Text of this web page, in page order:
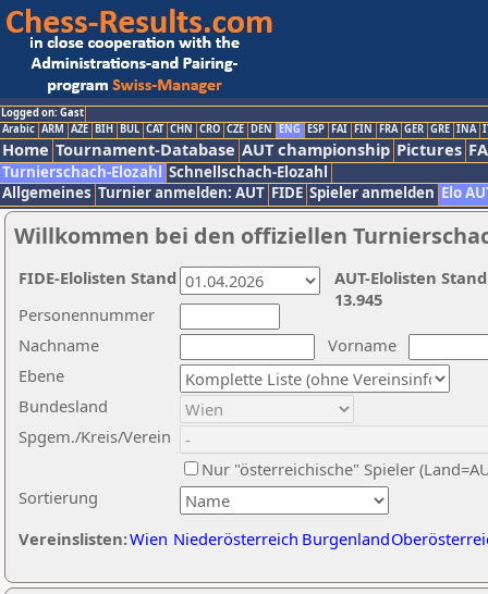
Logged on: Gast
Arabic ARM AZE BIH BUL CAT CHN CRO CZE DEN ENG ESP FAI FIN FRA GER GRE INA
Home Tournament-Database AUT championship Pictures
Turnierschach-Elozahl Schnellschach-Elozahl
Allgemeines Turnier anmelden: AUT FIDE Spieler anmelden Elo
Willkommen bei den offiziellen
Nachname
Vorname
Ebene
Sortierung
Personennummer
Bundesland
Spgem./Kreis/Verein
Nur "österreichische" Spieler
Vereinslisten:Wien Niederösterreich Burgenland
AUT-Elolisten
13.945
FIDE-Elolisten Stand